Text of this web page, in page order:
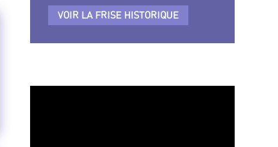
VOIR LA FRISE HISTORIQUE